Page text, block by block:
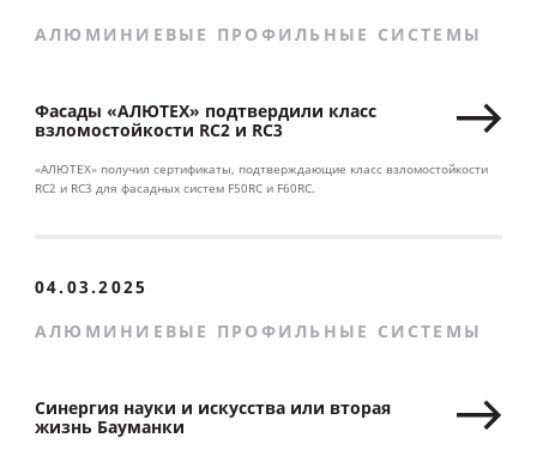
АЛЮМИНИЕВЫЕ ПРОФИЛЬНЫЕ СИСТЕМЫ
Фасады «АЛЮТЕХ» подтвердили класс
взломостойкости RC2 и RC3
«АЛЮТЕХ» получил сертификаты, подтверждающие класс взломостойкости
RC2 и RC3 для фасадных систем F50RC и F60RC.
04.03.2025
АЛЮМИНИЕВЫЕ ПРОФИЛЬНЫЕ СИСТЕМЫ
Синергия науки и искусства или вторая
жизнь Бауманки